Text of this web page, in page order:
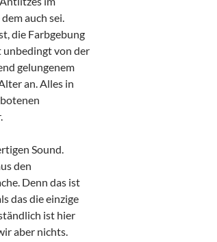
auch sei.
die Farbgebung
unbedingt von der
gelungenem
an. Alles in
Sound.
den
Denn das ist
das die einzige
ist hier
aber nichts.